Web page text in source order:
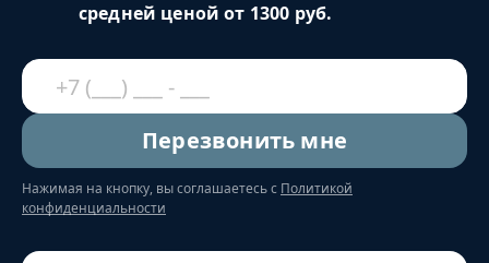
средней ценой от 1300 руб.
Перезвонить мне
Нажимая на кнопку, вы соглашаетесь с Политикой
конфиденциальности